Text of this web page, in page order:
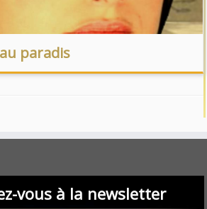
paradis
vous à la newsletter